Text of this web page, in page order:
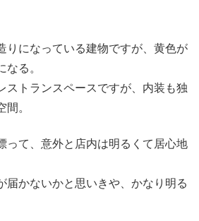
りになっている建物ですが、黄色が
なる。
ストランスペースですが、内装も独
。
って、意外と店内は明るくて居心地
届かないかと思いきや、かなり明る